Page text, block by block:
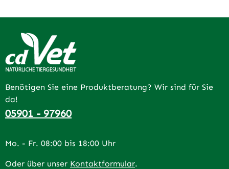
Benötigen Sie eine Produktberatung? Wir sind für Sie
da!
05901 - 97960
Mo. - Fr. 08:00 bis 18:00 Uhr
Oder über unser Kontaktformular.